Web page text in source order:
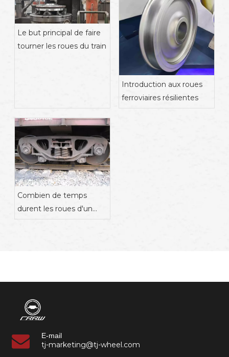
Le but principal de faire
tourner les roues du train
Introduction aux roues
ferroviaires résilientes
Combien de temps
durent les roues d'un
E-mail
tj-marketing@tj-wheel.com